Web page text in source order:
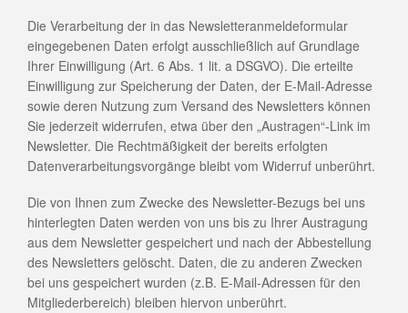
Die Verarbeitung der in das Newsletteranmeldeformular
eingegebenen Daten erfolgt ausschließlich auf Grundlage
Ihrer Einwilligung (Art. 6 Abs. 1 lit. a DSGVO). Die erteilte
Einwilligung zur Speicherung der Daten, der E-Mail-Adresse
sowie deren Nutzung zum Versand des Newsletters können
Sie jederzeit widerrufen, etwa über den „Austragen“-Link im
Newsletter. Die Rechtmäßigkeit der bereits erfolgten
Datenverarbeitungsvorgänge bleibt vom Widerruf unberührt.
Die von Ihnen zum Zwecke des Newsletter-Bezugs bei uns
hinterlegten Daten werden von uns bis zu Ihrer Austragung
aus dem Newsletter gespeichert und nach der Abbestellung
des Newsletters gelöscht. Daten, die zu anderen Zwecken
bei uns gespeichert wurden (z.B. E-Mail-Adressen für den
Mitgliederbereich) bleiben hiervon unberührt.